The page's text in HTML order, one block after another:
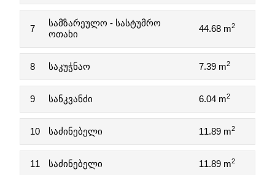
7
სამზარეულო - სასტუმრო
ოთახი
44.68 m2
8 საკუჭნაო 7.39 m2
9 სანკვანძი 6.04 m2
10 საძინებელი 11.89 m2
11 საძინებელი 11.89 m2